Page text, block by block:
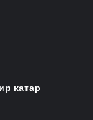
катар